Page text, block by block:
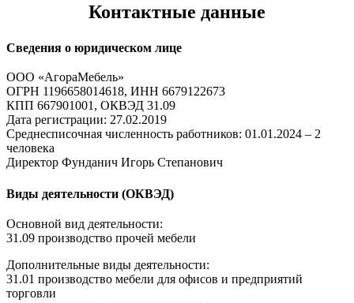
Контактные данные
Сведения о юридическом лице
ООО «АгораМебель»
ОГРН 1196658014618, ИНН 6679122673
КПП 667901001, ОКВЭД 31.09
Дата регистрации: 27.02.2019
Среднесписочная численность работников: 01.01.2024 – 2
человека
Директор Фунданич Игорь Степанович
Виды деятельности (ОКВЭД)
Основной вид деятельности:
31.09 производство прочей мебели
Дополнительные виды деятельности:
31.01 производство мебели для офисов и предприятий
торговли